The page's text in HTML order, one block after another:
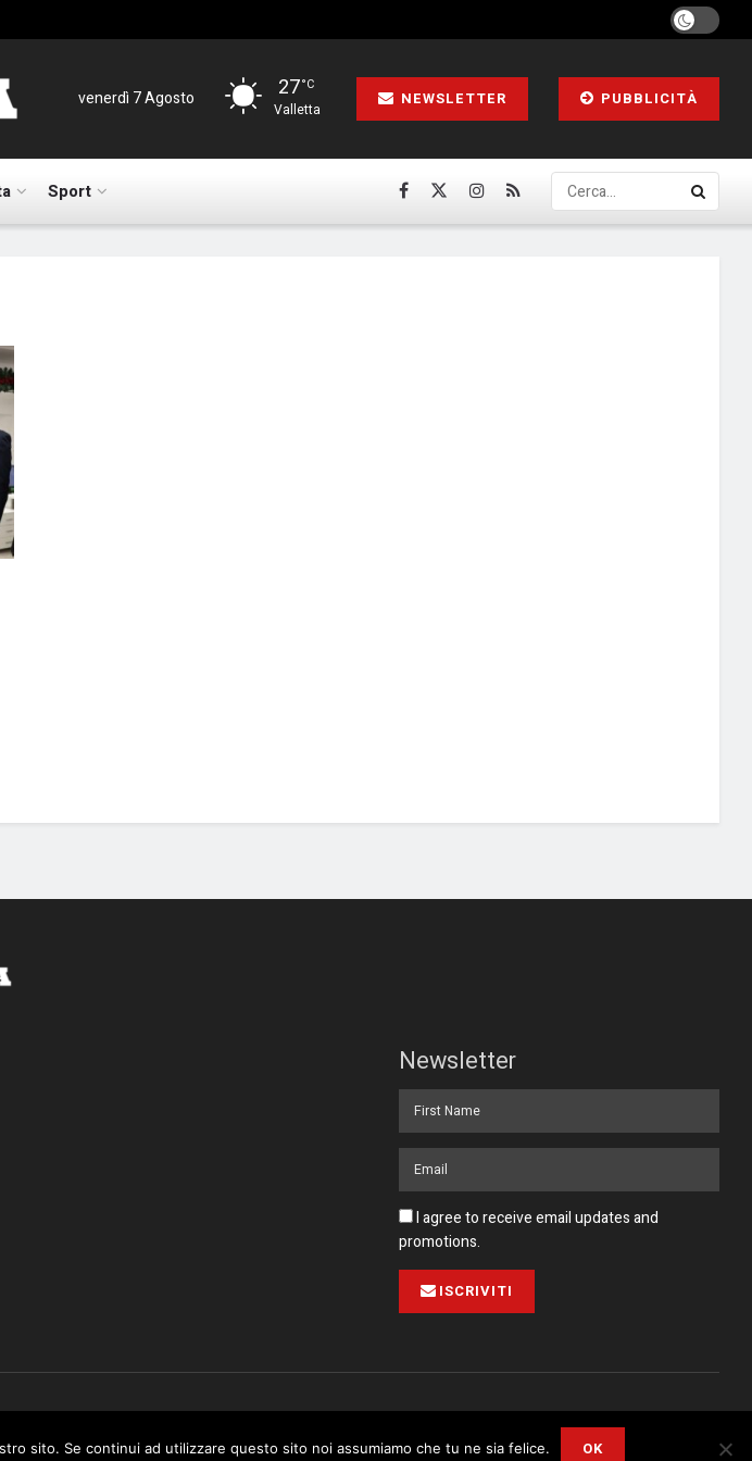
venerdì 7 Agosto 27°C
Valletta
NEWSLETTER PUBBLICITÀ
Sport
Newsletter
I agree to receive email updates and
promotions.
ISCRIVITI
Pubblicità Collabora con noi Contatto Privacy Policy
sito. Se continui ad utilizzare questo sito noi assumiamo che tu ne sia felice. OK